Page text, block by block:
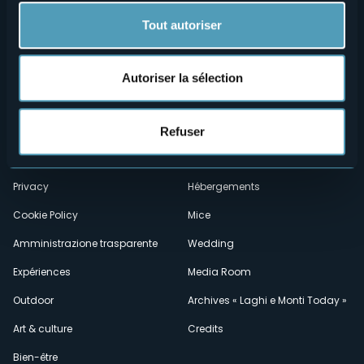
Tout autoriser
Autoriser la sélection
Refuser
Menù
secondario
Qui sommes-nous?
Contacts
Privacy
Cookie Policy
Amministrazione trasparente
Expériences
Outdoor
Art & culture
Bien-être
Vins & gastronomie
Webcams
Événements
Hébergements
Mice
Wedding
Media Room
Archives « Laghi e Monti Today »
Credits